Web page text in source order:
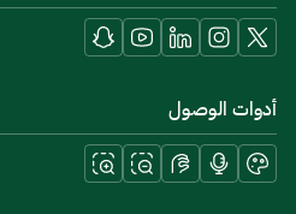
أدوات الوصول